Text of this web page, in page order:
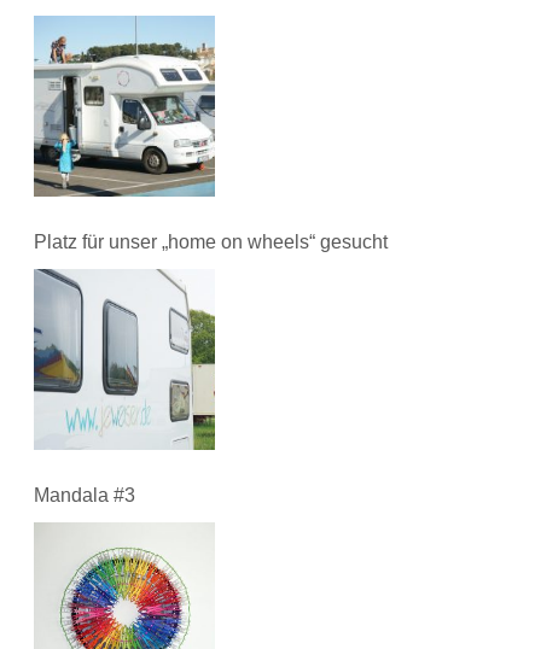
Platz für unser „home on wheels“ gesucht
Mandala #3